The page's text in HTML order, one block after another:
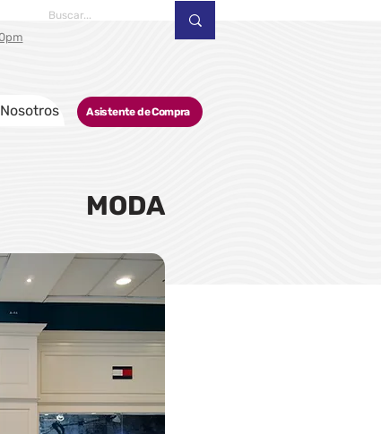
Nosotros Asistente de Compra
MODA